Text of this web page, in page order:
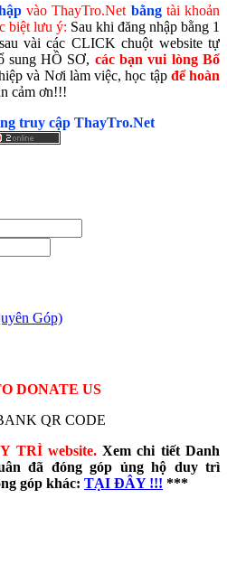
vào ThayTro.Net bằngtài khoản
biệt lưu ý: Sau khi đăng nhập bằng 1
vài các CLICK chuột website tự
sung HỒ SƠ, các bạn vui lòng Bổ
và Nơi làm việc, học tập để hoàn
cảm ơn!!!
truy cập ThayTro.Net
Góp)
DONATE US
TRÌ website.Xem chi tiết Danh
đã đóng góp ủng hộ duy trì
góp khác: TẠI ĐÂY !!! ***